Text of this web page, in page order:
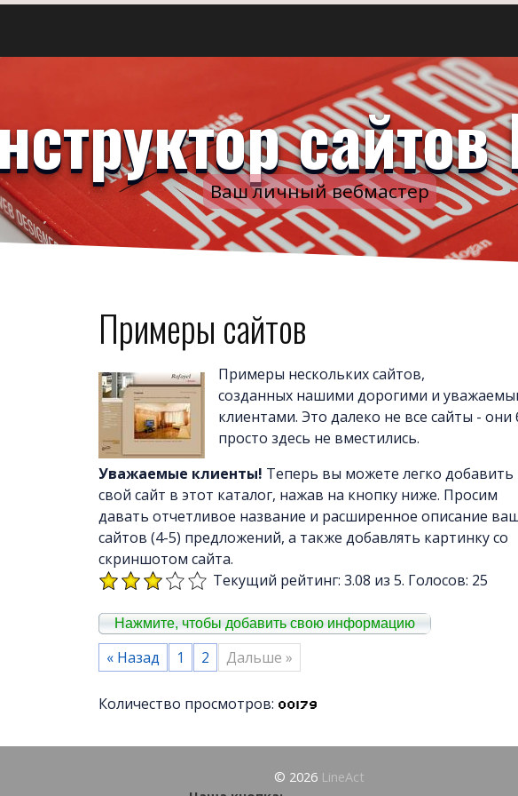
Ваш личный вебмастер
Примеры сайтов
Примеры нескольких сайтов,
созданных нашими дорогими и
клиентами. Это далеко не все сайты - они
просто здесь не вместились.
Уважаемые клиенты! Теперь вы можете легко добавить
свой сайт в этот каталог, нажав на кнопку ниже. Просим
давать отчетливое название и расширенное описание
сайтов (4-5) предложений, а также добавлять картинку со
скриншотом сайта.
Текущий рейтинг: 3.08 из 5. Голосов: 25
Нажмите, чтобы добавить свою информацию
« Назад 1 2 Дальше »
Количество просмотров:
© 2026 LineAct